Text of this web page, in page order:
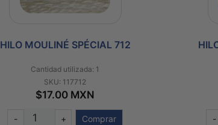
HILO MOULINÉ SPÉCIAL 712
Cantidad utilizada: 1
SKU: 117712
$17.00 MXN
- + Comprar -